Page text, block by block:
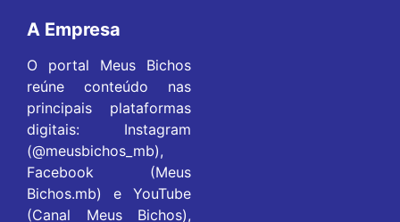
A Empresa
O portal Meus Bichos
reúne conteúdo nas
principais plataformas
digitais: Instagram
(@meusbichos_mb),
Facebook (Meus
Bichos.mb) e YouTube
(Canal Meus Bichos),